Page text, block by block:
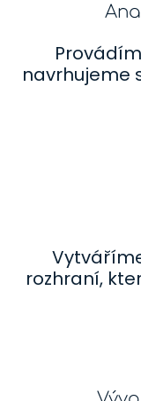
navrhujeme
rozhraní,